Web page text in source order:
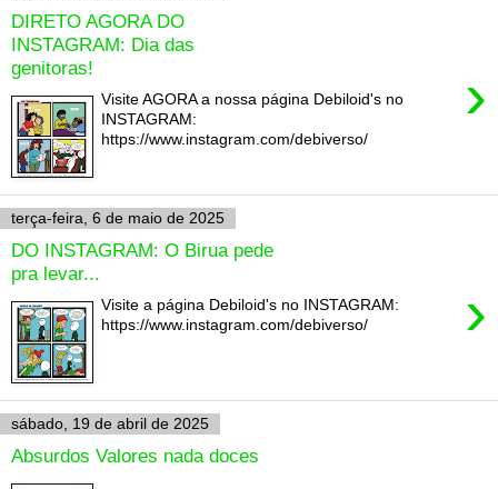
DIRETO AGORA DO
INSTAGRAM: Dia das
genitoras!
›
Visite AGORA a nossa página Debiloid's no
INSTAGRAM:
https://www.instagram.com/debiverso/
terça-feira, 6 de maio de 2025
DO INSTAGRAM: O Birua pede
pra levar...
›
Visite a página Debiloid's no INSTAGRAM:
https://www.instagram.com/debiverso/
sábado, 19 de abril de 2025
Absurdos Valores nada doces